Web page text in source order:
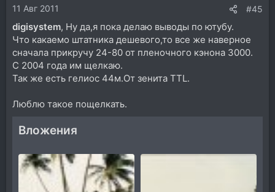
:11 Авг 2011 #45
digisystem, Ну да,я пока делаю выводы по ютубу.
Что какаемо штатника дешевого,то все же наверное
сначала прикручу 24-80 от пленочного кэнона 3000.
С 2004 года им щелкаю.
Так же есть гелиос 44м.От зенита TTL.
Люблю такое пощелкать.
Вложения